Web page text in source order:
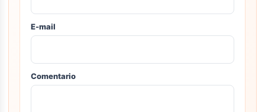
E-mail
Comentario